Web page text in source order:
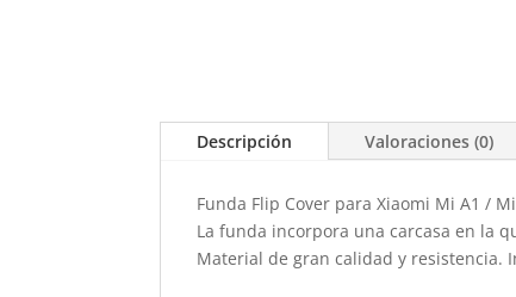
Descripción Valoraciones (0)
Funda Flip Cover para Xiaomi Mi A1 /
La funda incorpora una carcasa en la
Material de gran calidad y resistencia.